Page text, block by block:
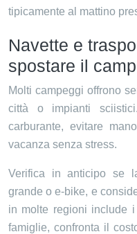
tipicamente al mattino
Navette e
spostare il
Molti campeggi offrono
città o impianti
carburante, evitare
vacanza senza stress.
Verifica in anticipo se
grande o e-bike, e
in molte regioni include
famiglie, confronta il